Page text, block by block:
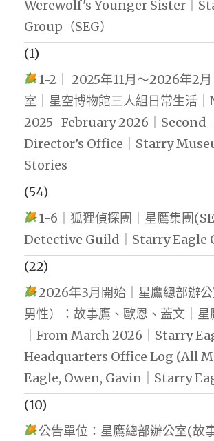
Werewolf's Younger Sister｜
Group（SEG）
(1)
1-2｜ 2025年11月～2026年2
室｜星空博物館三人組日常生活
2025–February 2026｜
Director’s Office｜Starry
Stories
(54)
1-6｜狐狸偵探團｜星鷹集團
Detective Guild｜Starry Eagle
(22)
2026年3月開始｜星鷹總部辦
男性）：故事鷹、歐恩、蓋文｜
｜From March 2026｜Starry
Headquarters Office Log (All
Eagle, Owen, Gavin｜Starry
(10)
公告單位：星鷹總部辦公室(故